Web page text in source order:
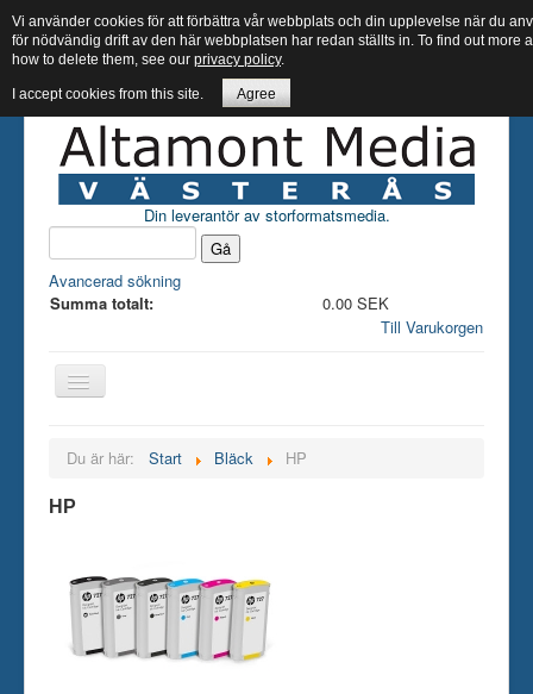
Din leverantör av storformatsmedia.
Avancerad sökning
Summa totalt:
0.00 SEK
Till Varukorgen
Papper
Tillbehör
Kontakt oss
Du är här: Start Bläck HP
HP
Vi använder cookies för att förbättra vår webbplats och din upplevelse när du
för nödvändig drift av den här webbplatsen har redan ställts in. To find out more
how to delete them, see our privacy policy.
I accept cookies from this site. Agree